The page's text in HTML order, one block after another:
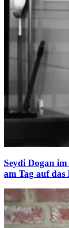
Seydi Dogan
am Tag auf das